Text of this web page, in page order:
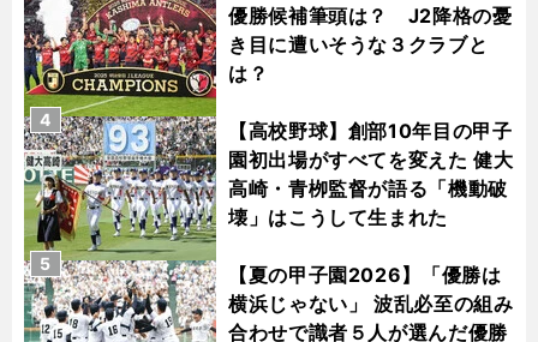
優勝候補筆頭は？ J2降格の憂
き目に遭いそうな３クラブと
は？
【高校野球】創部10年目の甲子
園初出場がすべてを変えた 健大
高崎・青栁監督が語る「機動破
壊」はこうして生まれた
4
【夏の甲子園2026】「優勝は
横浜じゃない」 波乱必至の組み
合わせで識者５人が選んだ優勝
5